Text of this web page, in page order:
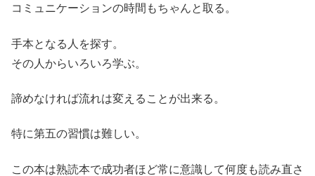
コミュニケーションの時間もちゃんと取る。
手本となる人を探す。
その人からいろいろ学ぶ。
諦めなければ流れは変えることが出来る。
特に第五の習慣は難しい。
この本は熟読本で成功者ほど常に意識して何度も読み直さ